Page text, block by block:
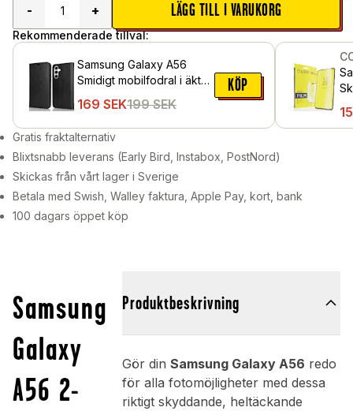
-
+ LÄGG TILL I VARUKORG
Rekommenderade tillval:
Samsung Galaxy A56
Smidigt mobilfodral i äkta
169 SEK199 SEK
KÖP
Gratis fraktalternativ
Blixtsnabb leverans (Early Bird, Instabox, PostNord)
Skickas från vårt lager i Sverige
Betala med Swish, Walley faktura, Apple Pay, kort, bank
100 dagars öppet köp
Samsung
Galaxy
A56 2-
Produktbeskrivning
Gör din Samsung Galaxy A56 redo
för alla fotomöjligheter med dessa
riktigt skyddande, heltäckande